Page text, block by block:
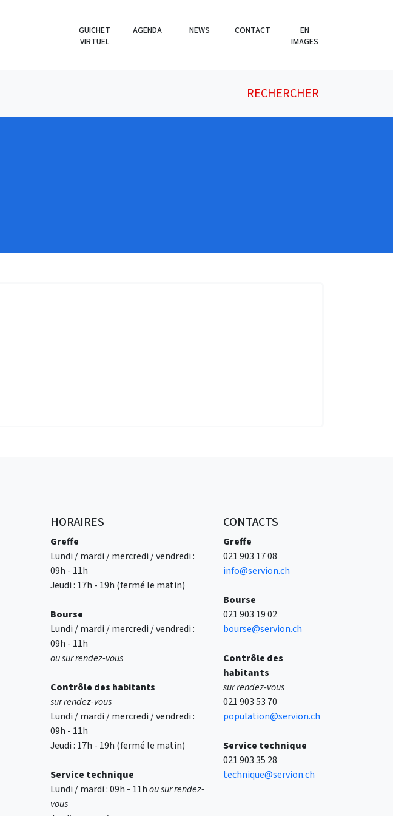
GUICHET
VIRTUEL
AGENDA NEWS CONTACT
EN
IMAGES
RECHERCHER
HORAIRES
Greffe
Lundi / mardi / mercredi / vendredi :
09h - 11h
Jeudi : 17h - 19h (fermé le matin)
Bourse
Lundi / mardi / mercredi / vendredi :
09h - 11h
ou sur rendez-vous
Contrôle des habitants
sur rendez-vous
Lundi / mardi / mercredi / vendredi :
09h - 11h
Jeudi : 17h - 19h (fermé le matin)
Service technique
Lundi / mardi : 09h - 11hou sur rendez-
vous
CONTACTS
Greffe
021 903 17 08
info@servion.ch
Bourse
021 903 19 02
bourse@servion.ch
Contrôle des
habitants
sur rendez-vous
021 903 53 70
population@servion.ch
Service technique
021 903 35 28
technique@servion.ch